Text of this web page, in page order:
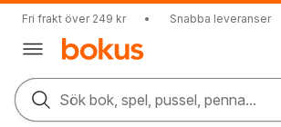
Fri frakt över 249 kr • Snabba leveranser
Sök bok, spel, pussel, penna...